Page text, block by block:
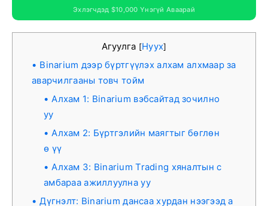
Эхлэгчдэд $10,000 Үнэгүй Аваарай
Агуулга [Нуух]
Binarium дээр бүртгүүлэх алхам алхмаар за
аварчилгааны товч тойм
Алхам 1: Binarium вэбсайтад зочилно
уу
Алхам 2: Бүртгэлийн маягтыг бөглөн
ө үү
Алхам 3: Binarium Trading хяналтын с
амбараа ажиллуулна уу
Дүгнэлт: Binarium дансаа хурдан нээгээд а